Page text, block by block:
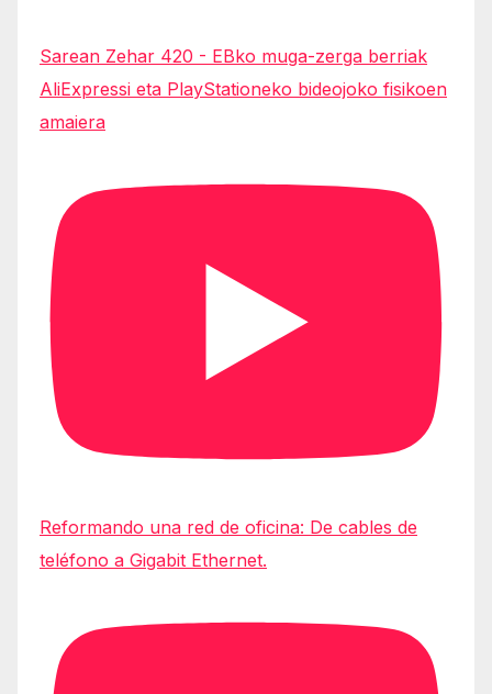
Sarean Zehar 420 - EBko muga-zerga berriak
AliExpressi eta PlayStationeko bideojoko fisikoen
amaiera
Reformando una red de oficina: De cables de
teléfono a Gigabit Ethernet.